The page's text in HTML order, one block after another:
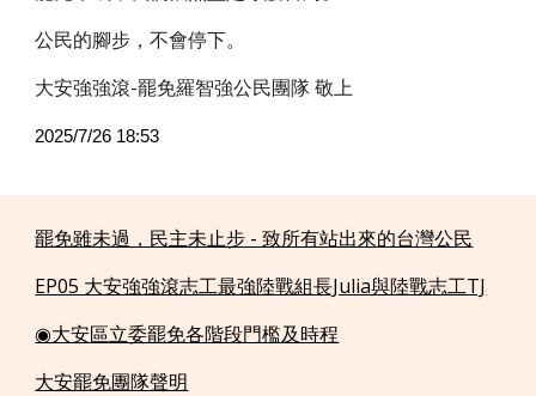
公民的腳步，不會停下。
大安強強滾-罷免羅智強公民團隊 敬上
2025/7/26 18:53
罷免雖未過，民主未止步 - 致所有站出來的台灣公民
EP05 大安強強滾志工最強陸戰組長Julia與陸戰志工TJ
◉大安區立委罷免各階段門檻及時程
大安罷免團隊聲明